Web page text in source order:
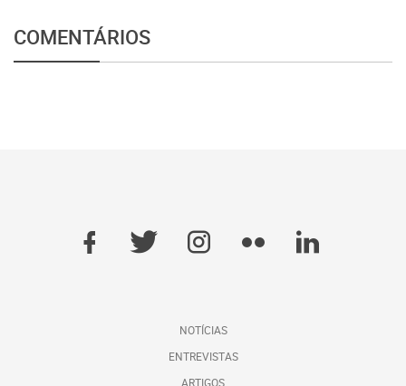
COMENTÁRIOS
NOTÍCIAS
ENTREVISTAS
ARTIGOS